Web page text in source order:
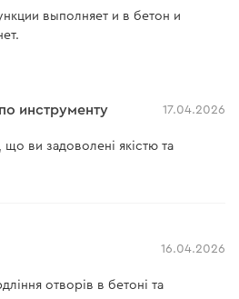
выполняет и в бетон и
инструменту 17.04.2026
ви задоволені якістю та
16.04.2026
отворів в бетоні та